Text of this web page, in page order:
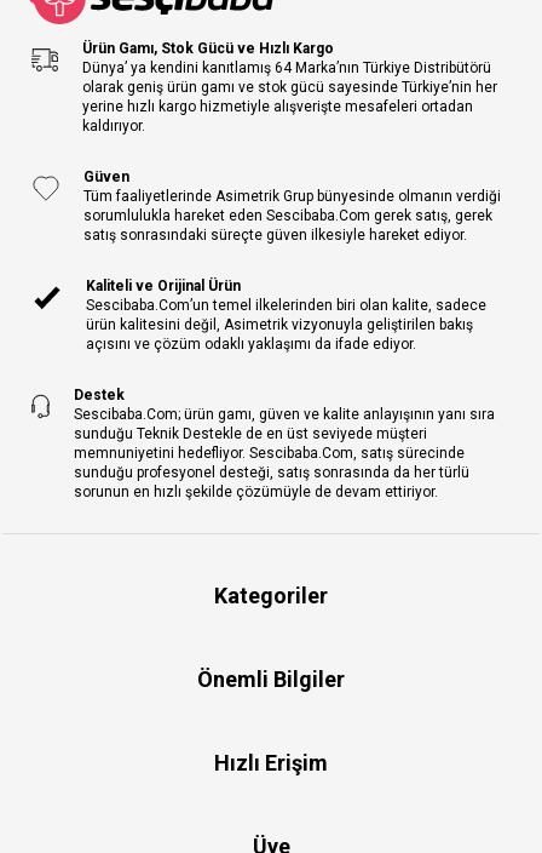
Ürün Gamı, Stok Gücü ve Hızlı Kargo
Dünya’ ya kendini kanıtlamış 64 Marka’nın Türkiye Distribütörü
olarak geniş ürün gamı ve stok gücü sayesinde Türkiye’nin her
yerine hızlı kargo hizmetiyle alışverişte mesafeleri ortadan
kaldırıyor.
Güven
Tüm faaliyetlerinde Asimetrik Grup bünyesinde olmanın verdiği
sorumlulukla hareket eden Sescibaba.Com gerek satış, gerek
satış sonrasındaki süreçte güven ilkesiyle hareket ediyor.
Kaliteli ve Orijinal Ürün
Sescibaba.Com’un temel ilkelerinden biri olan kalite, sadece
ürün kalitesini değil, Asimetrik vizyonuyla geliştirilen bakış
açısını ve çözüm odaklı yaklaşımı da ifade ediyor.
Destek
Sescibaba.Com; ürün gamı, güven ve kalite anlayışının yanı sıra
sunduğu Teknik Destekle de en üst seviyede müşteri
memnuniyetini hedefliyor. Sescibaba.Com, satış sürecinde
sunduğu profesyonel desteği, satış sonrasında da her türlü
sorunun en hızlı şekilde çözümüyle de devam ettiriyor.
Kategoriler
Önemli Bilgiler
Hızlı Erişim
Üye